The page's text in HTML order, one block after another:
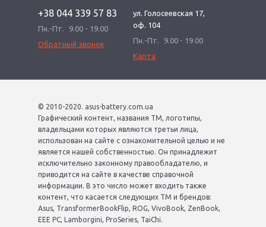
+38 044 339 57 83
Пн.-Пт.
9.00 - 19.00
Обратный звонок
ул. Голосеевская 17,
оф. 104
Пн.-Пт.
9.00 - 19.00
Карта
© 2010-2020. asus-battery.com.ua
Графический контент, названия ТМ, логотипы,
владельцами которых являются третьи лица,
использован на сайте с ознакомительной целью и не
является нашей собственностью. Он принадлежит
исключительно законному правообладателю, и
приводится на сайте в качестве справочной
информации. В это число может входить также
контент, что касается следующих ТМ и брендов:
Asus, TransformerBookFlip, ROG, VivoBook, ZenBook,
EEE PC, Lamborgini, ProSeries, TaiChi.